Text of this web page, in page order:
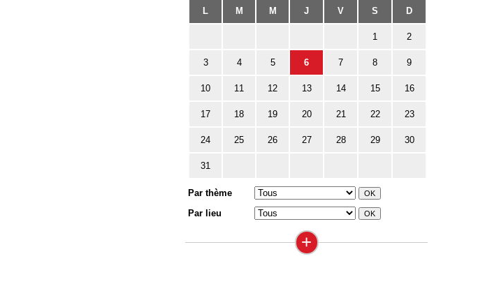
L M M J V S D
1 2
3 4 5 6 7 8 9
10 11 12 13 14 15 16
17 18 19 20 21 22 23
24 25 26 27 28 29 30
31
Par thème
Par lieu
+